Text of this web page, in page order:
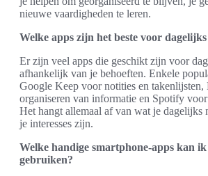
nieuwe vaardigheden te leren.
Welke apps zijn het beste voor
Er zijn veel apps die geschikt zijn voor
afhankelijk van je behoeften. Enkele
Google Keep voor notities en takenlijsten,
organiseren van informatie en Spotify
Het hangt allemaal af van wat je dagelijks
je interesses zijn.
Welke handige smartphone-apps kan
gebruiken?